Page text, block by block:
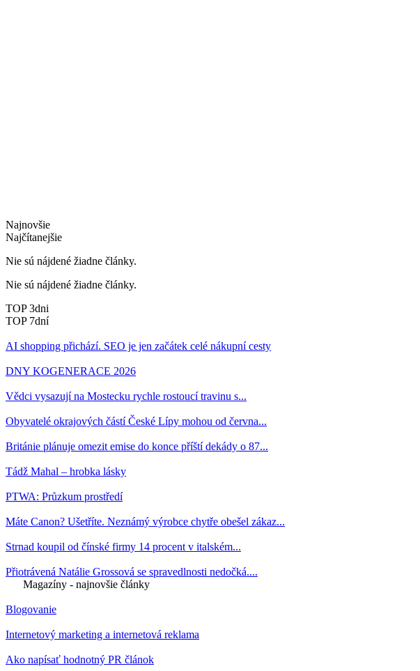
Najnovšie
Najčítanejšie
Nie sú nájdené žiadne články.
Nie sú nájdené žiadne články.
TOP 3dni
TOP 7dní
AI shopping přichází. SEO je jen začátek celé nákupní cesty
DNY KOGENERACE 2026
Vědci vysazují na Mostecku rychle rostoucí travinu s...
Obyvatelé okrajových částí České Lípy mohou od června...
Británie plánuje omezit emise do konce příští dekády o 87...
Tádž Mahal – hrobka lásky
PTWA: Průzkum prostředí
Máte Canon? Ušetříte. Neznámý výrobce chytře obešel zákaz...
Strnad koupil od čínské firmy 14 procent v italském...
Přiotrávená Natálie Grossová se spravedlnosti nedočká....
Magazíny - najnovšie články
Blogovanie
Internetový marketing a internetová reklama
Ako napísať hodnotný PR článok